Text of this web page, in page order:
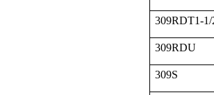
309RDT1-1/
309RDU
309S